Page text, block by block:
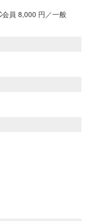
員 8,000 円／一般